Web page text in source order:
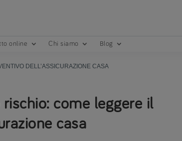
online Chi siamo Blog
DELL’ASSICURAZIONE CASA
come leggere il
casa